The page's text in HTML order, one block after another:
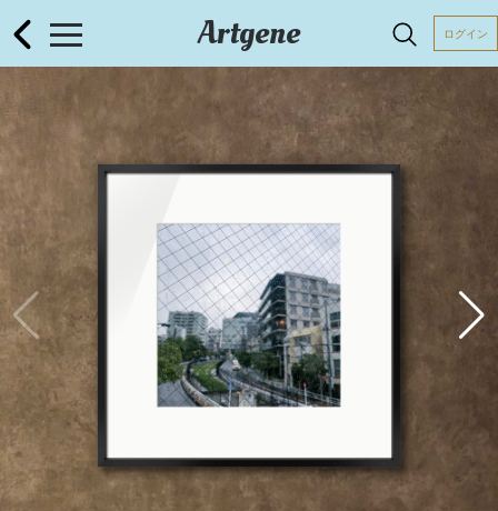
Artgene ログイン